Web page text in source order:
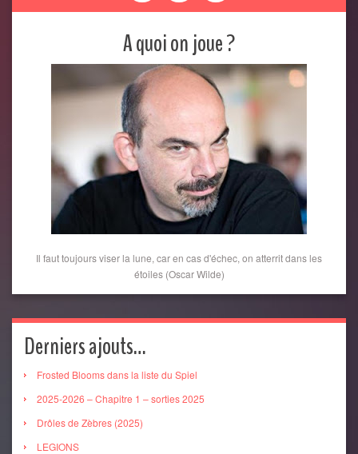
A quoi on joue ?
Il faut toujours viser la lune, car en cas d'échec, on atterrit dans les
étoiles (Oscar Wilde)
Derniers ajouts…
Frosted Blooms dans la liste du Spiel
2025-2026 – Chapitre 1 – sorties 2025
Drôles de Zèbres (2025)
LEGIONS